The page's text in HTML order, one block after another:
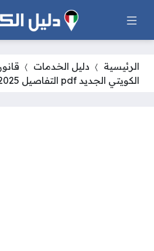
الرئيسية دليل الخدمات
الكويتي الجديد pdf التفاصيل 2025